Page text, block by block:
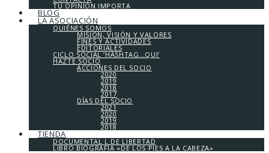
TU OPINIÓN IMPORTA
BLOG
LA ASOCIACIÓN
QUIÉNES SOMOS
MISIÓN, VISIÓN Y VALORES
FINES Y ACTIVIDADES
EDITORIALES
CICLO SOCIAL ‘HASHTAG…QUI’
HAZTE SOCIO
ACCIONES DEL SOCIO
2020
2019
2018
2017
DÍAS DEL SOCIO
2021
2020
2019
2018
TIENDA
DOCUMENTAL L DE LIBERTAD
LIBRO BIOGRAFÍA «DE LOS PIES A LA CABEZA»